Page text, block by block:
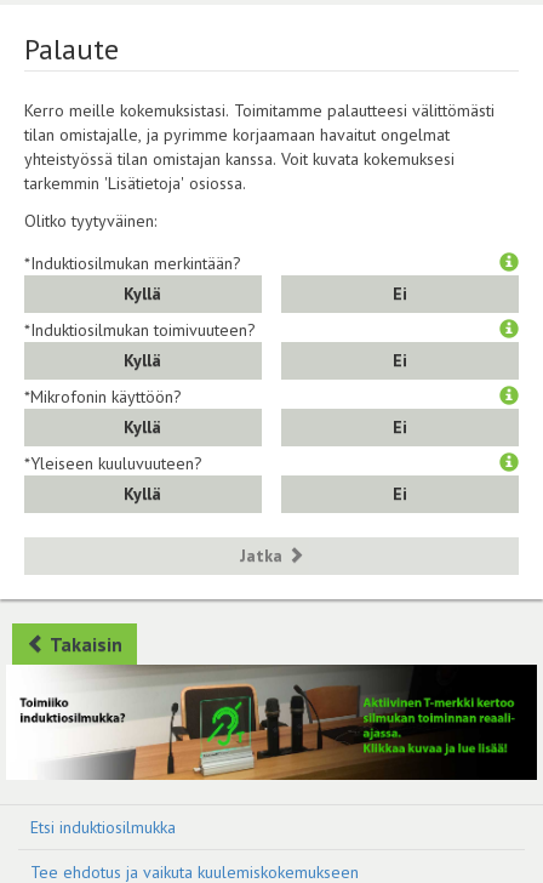
Palaute
Kerro meille kokemuksistasi. Toimitamme palautteesi välittömästi
tilan omistajalle, ja pyrimme korjaamaan havaitut ongelmat
yhteistyössä tilan omistajan kanssa. Voit kuvata kokemuksesi
tarkemmin 'Lisätietoja' osiossa.
Olitko tyytyväinen:
*Induktiosilmukan merkintään?
Kyllä
Ei
*Induktiosilmukan toimivuuteen?
Kyllä
Ei
*Mikrofonin käyttöön?
Kyllä
Ei
*Yleiseen kuuluvuuteen?
Kyllä
Ei
Jatka
Takaisin
Etsi induktiosilmukka
Tee ehdotus ja vaikuta kuulemiskokemukseen